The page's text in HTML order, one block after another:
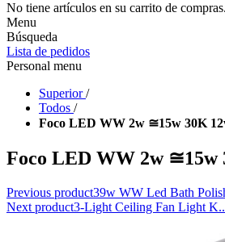
No tiene artículos en su carrito de compras.
Menu
Búsqueda
Lista de pedidos
Personal menu
Superior /
Todos /
Foco LED WW 2w ≅15w 30K
Foco LED WW 2w ≅15w
Previous product39w WW Led Bath
Next product3-Light Ceiling Fan Light